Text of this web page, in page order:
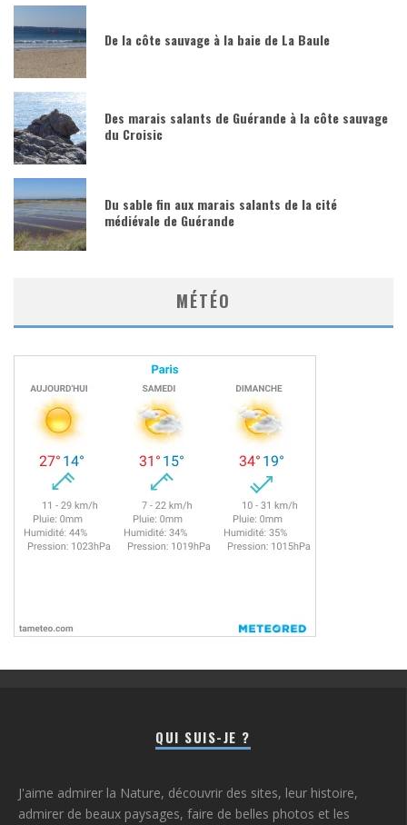
De la côte sauvage à la baie de La Baule
Des marais salants de Guérande à la côte sauvage
du Croisic
Du sable fin aux marais salants de la cité
médiévale de Guérande
MÉTÉO
QUI SUIS-JE ?
J'aime admirer la Nature, découvrir des sites, leur histoire,
admirer de beaux paysages, faire de belles photos et les